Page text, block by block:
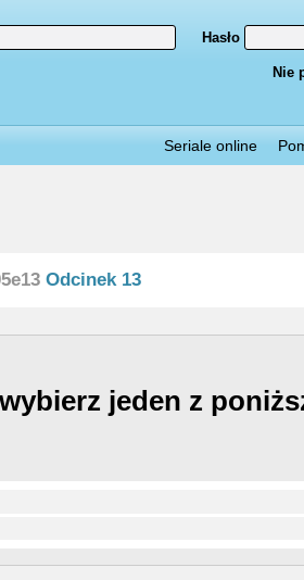
Hasło
Nie
Seriale online
Odcinek 13
jeden z